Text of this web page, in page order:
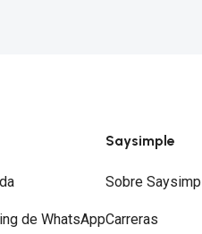
de WhatsApp
Saysimple
Sobre
Carreras